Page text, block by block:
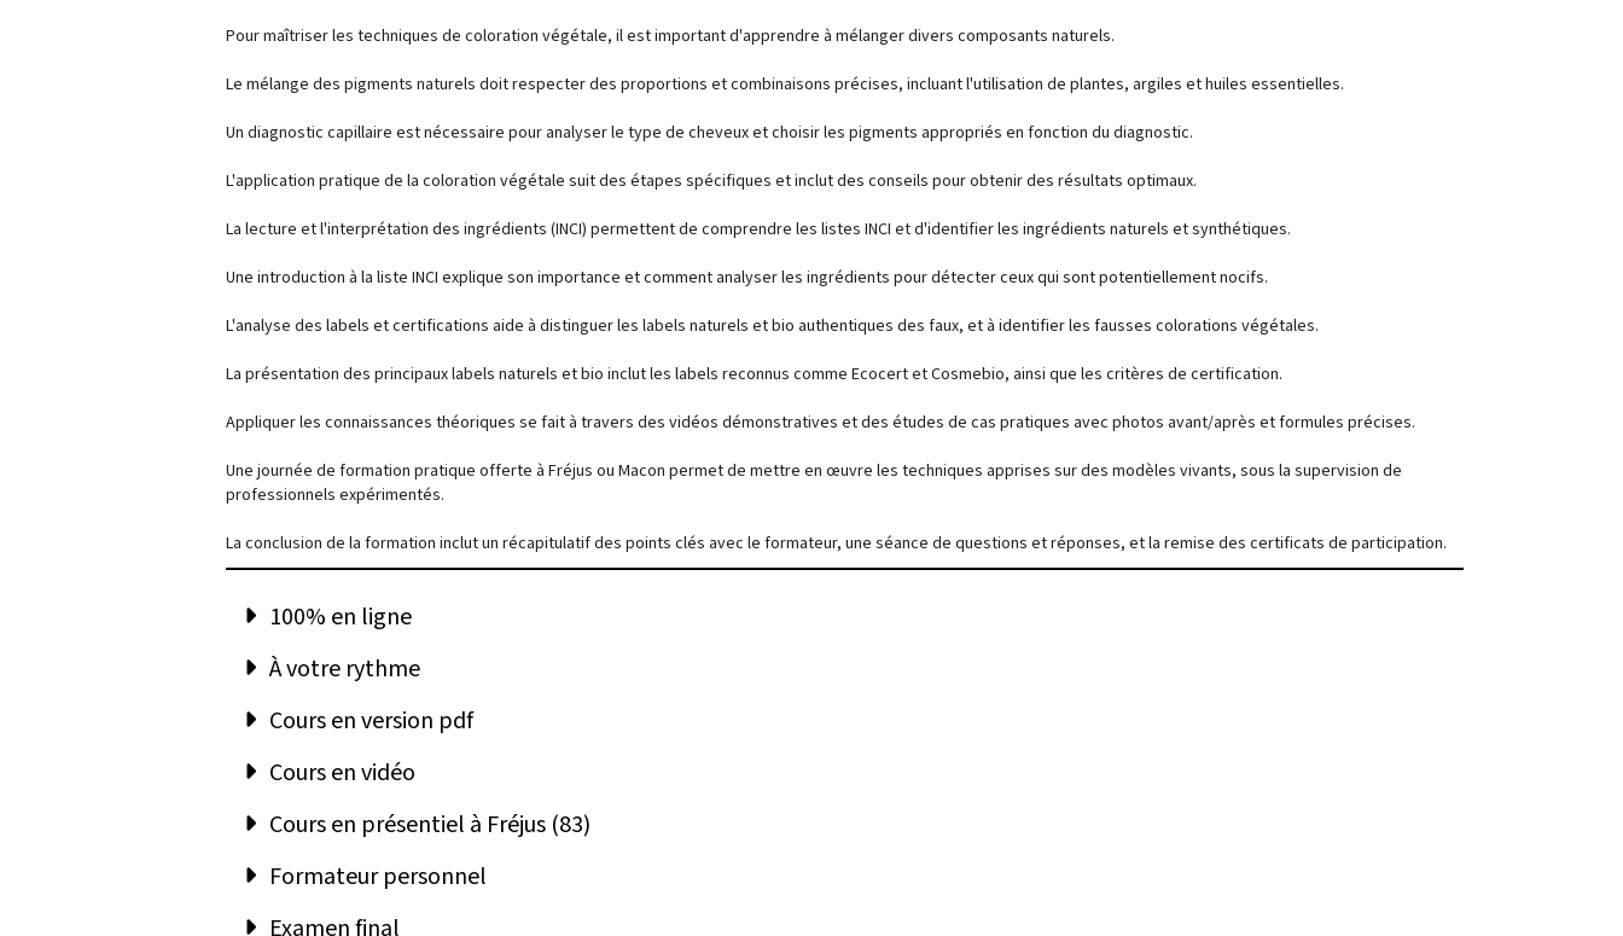
Pour maîtriser les techniques de coloration végétale, il est important d'apprendre à mélanger divers composants naturels.
Le mélange des pigments naturels doit respecter des proportions et combinaisons précises, incluant l'utilisation de plantes, argiles et huiles essentielles.
Un diagnostic capillaire est nécessaire pour analyser le type de cheveux et choisir les pigments appropriés en fonction du diagnostic.
L'application pratique de la coloration végétale suit des étapes spécifiques et inclut des conseils pour obtenir des résultats optimaux.
La lecture et l'interprétation des ingrédients (INCI) permettent de comprendre les listes INCI et d'identifier les ingrédients naturels et synthétiques.
Une introduction à la liste INCI explique son importance et comment analyser les ingrédients pour détecter ceux qui sont potentiellement nocifs.
L'analyse des labels et certifications aide à distinguer les labels naturels et bio authentiques des faux, et à identifier les fausses colorations végétales.
La présentation des principaux labels naturels et bio inclut les labels reconnus comme Ecocert et Cosmebio, ainsi que les critères de certification.
Appliquer les connaissances théoriques se fait à travers des vidéos démonstratives et des études de cas pratiques avec photos avant/après et formules précises.
Une journée de formation pratique offerte à Fréjus ou Macon permet de mettre en œuvre les techniques apprises sur des modèles vivants, sous la supervision de
professionnels expérimentés.
La conclusion de la formation inclut un récapitulatif des points clés avec le formateur, une séance de questions et réponses, et la remise des certificats de participation.
100% en ligne
À votre rythme
Cours en version pdf
Cours en vidéo
Cours en présentiel à Fréjus (83)
Formateur personnel
Examen final